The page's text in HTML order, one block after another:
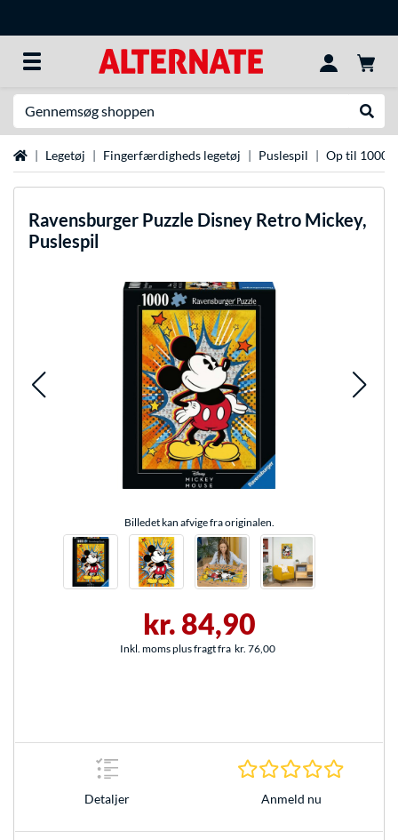
StartsideLegetøj Fingerfærdigheds legetøj Puslespil Op til 1000
Ravensburger Puzzle Disney Retro Mickey,
Puslespil
Billedet kan afvige fra originalen.
kr. 84,90
Inkl. moms plus fragt fra kr. 76,00
Detaljer Anmeld nu